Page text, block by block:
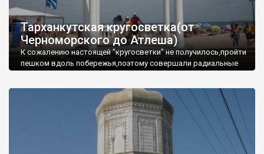
Тарханкутская кругосветка(от
Черноморского до Атлеша)
К сожалению настоящей "кругосветки" не получилось,пройти
пешком вдоль побережья,поэтому совершали радиальные